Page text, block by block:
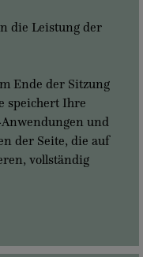
die Leistung der
Ende der Sitzung
speichert Ihre
und
der Seite, die auf
vollständig